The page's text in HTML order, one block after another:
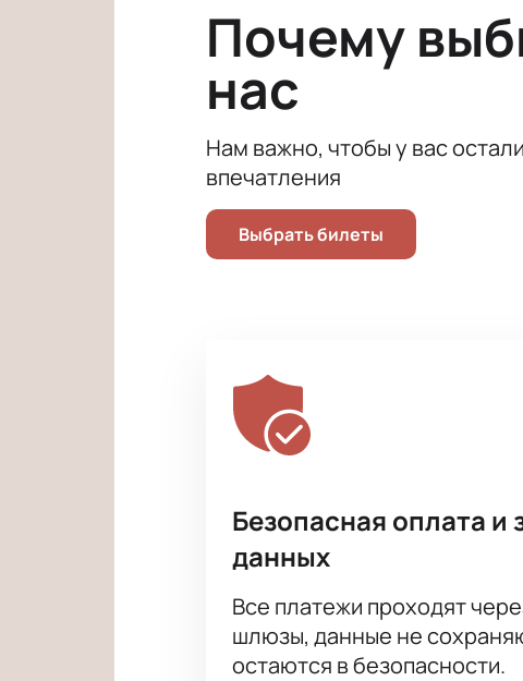
Погудиным.
Почему
нас
Нам важно, чтобы у вас
впечатления
Выбрать билеты
Безопасная оплата и
данных
Все платежи проходят
шлюзы, данные не
остаются в безопасности.